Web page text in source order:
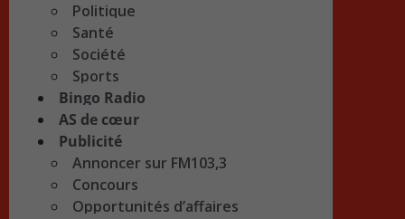
Politique
Santé
Société
Sports
Bingo Radio
AS de cœur
Publicité
Annoncer sur FM103,3
Concours
Opportunités d’affaires